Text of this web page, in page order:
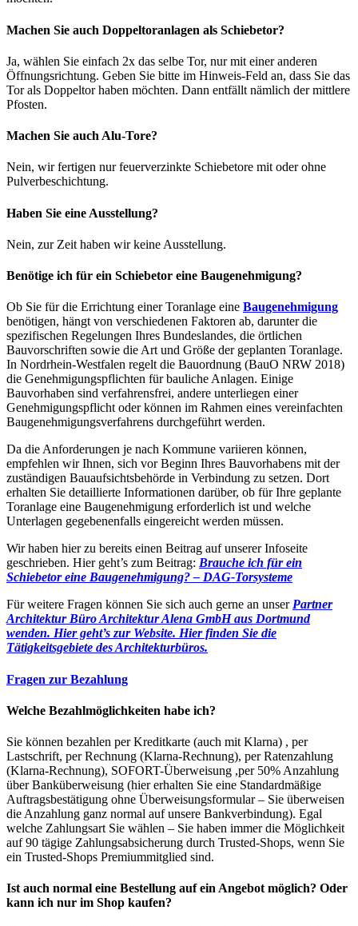
Machen Sie auch Doppeltoranlagen als Schiebetor?
Ja, wählen Sie einfach 2x das selbe Tor, nur mit einer anderen
Öffnungsrichtung. Geben Sie bitte im Hinweis-Feld an, dass Sie das
Tor als Doppeltor haben möchten. Dann entfällt nämlich der mittlere
Pfosten.
Machen Sie auch Alu-Tore?
Nein, wir fertigen nur feuerverzinkte Schiebetore mit oder ohne
Pulverbeschichtung.
Haben Sie eine Ausstellung?
Nein, zur Zeit haben wir keine Ausstellung.
Benötige ich für ein Schiebetor eine Baugenehmigung?
Ob Sie für die Errichtung einer Toranlage eine Baugenehmigung
benötigen, hängt von verschiedenen Faktoren ab, darunter die
spezifischen Regelungen Ihres Bundeslandes, die örtlichen
Bauvorschriften sowie die Art und Größe der geplanten Toranlage.
In Nordrhein-Westfalen regelt die Bauordnung (BauO NRW 2018)
die Genehmigungspflichten für bauliche Anlagen. Einige
Bauvorhaben sind verfahrensfrei, andere unterliegen einer
Genehmigungspflicht oder können im Rahmen eines vereinfachten
Baugenehmigungsverfahrens durchgeführt werden.
Da die Anforderungen je nach Kommune variieren können,
empfehlen wir Ihnen, sich vor Beginn Ihres Bauvorhabens mit der
zuständigen Bauaufsichtsbehörde in Verbindung zu setzen. Dort
erhalten Sie detaillierte Informationen darüber, ob für Ihre geplante
Toranlage eine Baugenehmigung erforderlich ist und welche
Unterlagen gegebenenfalls eingereicht werden müssen.
Wir haben hier zu bereits einen Beitrag auf unserer Infoseite
geschrieben. Hier geht’s zum Beitrag: Brauche ich für ein
Schiebetor eine Baugenehmigung? – DAG-Torsysteme
Für weitere Fragen können Sie sich auch gerne an unser Partner
Architektur Büro Architektur Alena GmbH aus Dortmund
wenden. Hier geht’s zur Website. Hier finden Sie die
Tätigkeitsgebiete des Architekturbüros.
Fragen zur Bezahlung
Welche Bezahlmöglichkeiten habe ich?
Sie können bezahlen per Kreditkarte (auch mit Klarna) , per
Lastschrift, per Rechnung (Klarna-Rechnung), per Ratenzahlung
(Klarna-Rechnung), SOFORT-Überweisung ,per 50% Anzahlung
über Banküberweisung (hier erhalten Sie eine Standardmäßige
Auftragsbestätigung ohne Überweisungsformular – Sie überweisen
die Anzahlung ganz normal auf unsere Bankverbindung). Egal
welche Zahlungsart Sie wählen – Sie haben immer die Möglichkeit
auf 90 tägige Zahlungsabsicherung durch Trusted-Shops, wenn Sie
ein Trusted-Shops Premiummitglied sind.
Ist auch normal eine Bestellung auf ein Angebot möglich? Oder
kann ich nur im Shop kaufen?